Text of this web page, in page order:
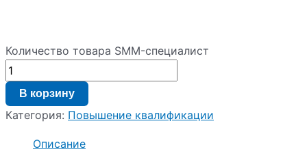
Количество товара SMM-специалист
В корзину
Категория: Повышение квалификации
Описание